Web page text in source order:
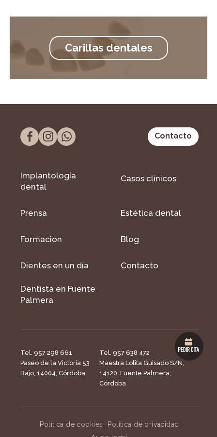
Carillas dentales
Contacto
Implantología
dental
Casos clínicos
Prensa Estética dental
Formacion Blog
Dientes en un día Contacto
Dentista en Fuente
Palmera
Tel. 957 298 661
Paseo de la Victoria 53
Bajo, 14004, Córdoba
Tel. 957 638 472
Maestra Lolita Guisado S/N,
14120. Fuente Palmera,
Córdoba
Política de cookies
Política de privacidad